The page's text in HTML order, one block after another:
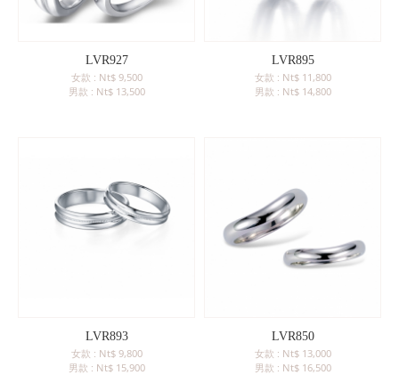
精選項鍊
黃金墜子
黃金項鍊
購物清單 訂單查詢
LVR927
女款 : Nt$ 9,500
男款 : Nt$ 13,500
LVR895
女款 : Nt$ 11,800
男款 : Nt$ 14,800
LVR893
女款 : Nt$ 9,800
男款 : Nt$ 15,900
LVR850
女款 : Nt$ 13,000
男款 : Nt$ 16,500